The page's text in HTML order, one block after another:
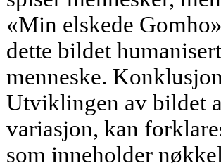
«Min elskede
dette bildet
menneske.
Utviklingen av bildet
variasjon, kan
som inneholder